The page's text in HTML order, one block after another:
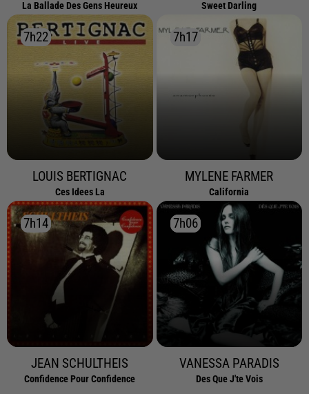
La Ballade Des Gens Heureux Sweet Darling
7h22
7h22
LOUIS BERTIGNAC
Ces Idees La
7h17
7h17
MYLENE FARMER
California
7h14
7h14
JEAN SCHULTHEIS
Confidence Pour Confidence
7h06
7h06
VANESSA PARADIS
Des Que J'te Vois